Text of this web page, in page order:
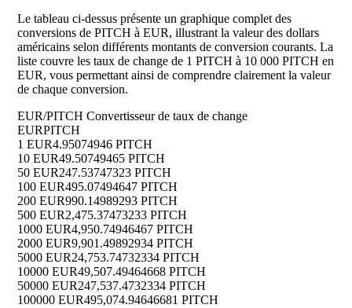
Le tableau ci-dessus présente un graphique complet des
conversions de PITCH à EUR, illustrant la valeur des dollars
américains selon différents montants de conversion courants. La
liste couvre les taux de change de 1 PITCH à 10 000 PITCH en
EUR, vous permettant ainsi de comprendre clairement la valeur
de chaque conversion.
EUR/PITCH Convertisseur de taux de change
EURPITCH
1 EUR4.95074946 PITCH
10 EUR49.50749465 PITCH
50 EUR247.53747323 PITCH
100 EUR495.07494647 PITCH
200 EUR990.14989293 PITCH
500 EUR2,475.37473233 PITCH
1000 EUR4,950.74946467 PITCH
2000 EUR9,901.49892934 PITCH
5000 EUR24,753.74732334 PITCH
10000 EUR49,507.49464668 PITCH
50000 EUR247,537.4732334 PITCH
100000 EUR495,074.94646681 PITCH